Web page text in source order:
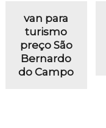
van para
turismo
preço São
Bernardo
do Campo